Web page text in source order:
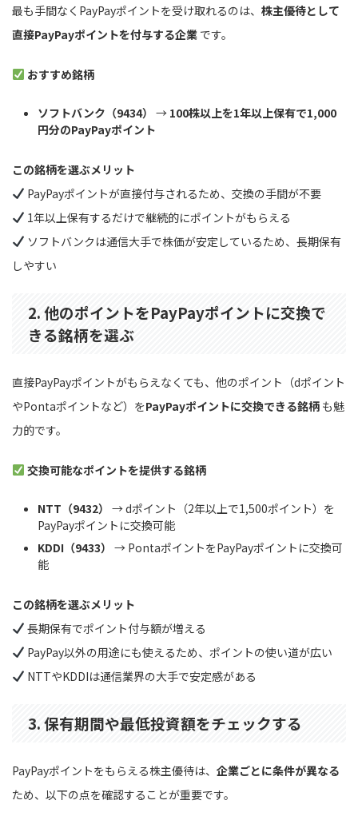
最も手間なくPayPayポイントを受け取れるのは、 株主優待として
直接PayPayポイントを付与する企業 です。
おすすめ銘柄
ソフトバンク（9434） → 100株以上を1年以上保有で1,000
円分のPayPayポイント
この銘柄を選ぶメリット
PayPayポイントが直接付与されるため、交換の手間が不要
1年以上保有するだけで継続的にポイントがもらえる
ソフトバンクは通信大手で株価が安定しているため、長期保有
しやすい
2. 他のポイントをPayPayポイントに交換で
きる銘柄を選ぶ
直接PayPayポイントがもらえなくても、他のポイント（dポイント
やPontaポイントなど）をPayPayポイントに交換できる銘柄 も魅
力的です。
交換可能なポイントを提供する銘柄
NTT（9432） → dポイント（2年以上で1,500ポイント）を
PayPayポイントに交換可能
KDDI（9433） → PontaポイントをPayPayポイントに交換可
能
この銘柄を選ぶメリット
長期保有でポイント付与額が増える
PayPay以外の用途にも使えるため、ポイントの使い道が広い
NTTやKDDIは通信業界の大手で安定感がある
3. 保有期間や最低投資額をチェックする
PayPayポイントをもらえる株主優待は、 企業ごとに条件が異なる
ため、以下の点を確認することが重要です。